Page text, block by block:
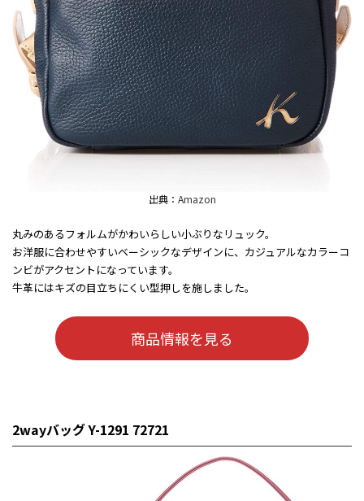
出典： Amazon
丸みのあるフォルムがかわいらしい小ぶりなリュック。
お洋服に合わせやすいベーシックなデザインに、カジュアルなカラーコ
ンビがアクセントになっています。
牛革にはキズの目立ちにくい型押しを施しました。
商品情報を見る
2wayバッグ Y-1291 72721